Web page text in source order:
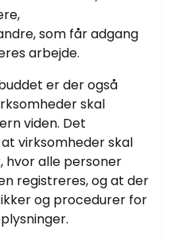
som får adgang
arbejde.
er der også
skal
viden. Det
virksomheder skal
hvor alle personer
registreres, og at der
og procedurer for